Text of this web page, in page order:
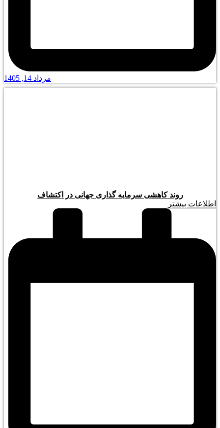
مرداد 14, 1405
روند کاهشی سرمایه گذاری جهانی در اکتشاف
اطلاعات بیشتر